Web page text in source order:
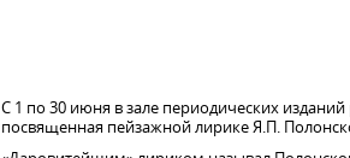
С 1 по 30 июня в зале периодических изданий
посвященная пейзажной лирике Я.П.